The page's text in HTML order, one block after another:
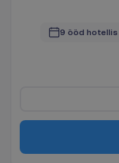
9 ööd hotellis